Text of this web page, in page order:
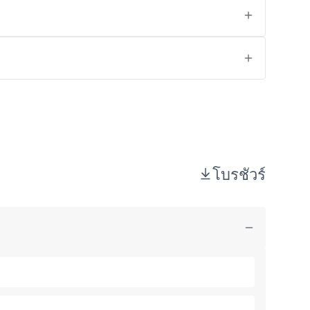
โบรชัวร์